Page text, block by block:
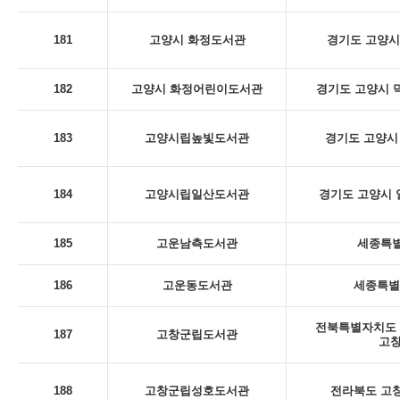
181 고양시 화정도서관 경기도 고양
182 고양시 화정어린이도서관 경기도 고양시
183 고양시립높빛도서관 경기도 고양
184 고양시립일산도서관 경기도 고양시
185 고운남측도서관 세종특
186 고운동도서관 세종특
187 고창군립도서관
전북특별자치
고
188 고창군립성호도서관 전라북도 고